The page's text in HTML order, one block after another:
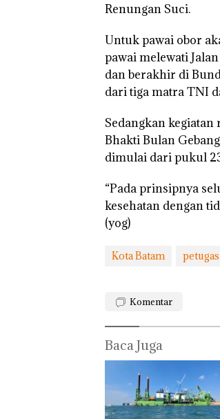
Renungan Suci.
Untuk pawai obor
pawai melewati
dan berakhir di
dari tiga matra TNI
Sedangkan
Bhakti Bulan
dimulai dari pukul
“Pada prinsipnya
kesehatan dengan
(yog)
Kota Batam
Komentar
Baca Juga